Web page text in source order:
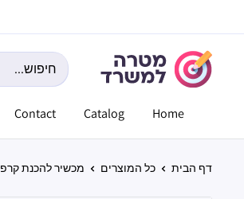
לתוכן
מטרה
למשרד
Home
Catalog
Contact
דף הבית כל המוצרים מכשיר להכנת קרפ BENATON BT-5015